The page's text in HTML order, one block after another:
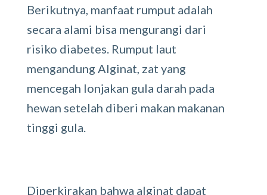
Berikutnya, manfaat rumput adalah
secara alami bisa mengurangi dari
risiko diabetes. Rumput laut
mengandung Alginat, zat yang
mencegah lonjakan gula darah pada
hewan setelah diberi makan makanan
tinggi gula.
Diperkirakan bahwa alginat dapat